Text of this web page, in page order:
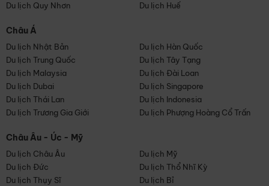
Du lịch Quy Nhơn
Du lịch Huế
Châu Á
Du lịch Nhật Bản
Du lịch Hàn Quốc
Du lịch Trung Quốc
Du lịch Tây Tạng
Du lịch Malaysia
Du lịch Đài Loan
Du lịch Dubai
Du lịch Singapore
Du lịch Thái Lan
Du lịch Indonesia
Du lịch Trương Gia Giới
Du lịch Phượng Hoàng Cổ Trấn
Châu Âu - Úc - Mỹ
Du lịch Châu Âu
Du lịch Mỹ
Du lịch Đức
Du lịch Thổ Nhĩ Kỳ
Du lịch Thụy Sĩ
Du lịch Bỉ